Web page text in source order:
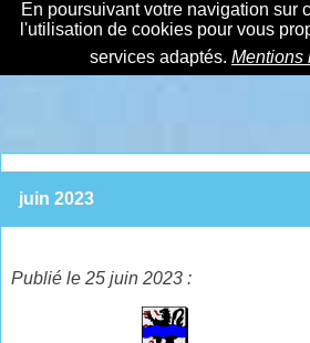
En poursuivant votre navigation sur
l'utilisation de cookies pour vous
services adaptés. Mentions
juin 2023
Publié le 25 juin 2023 :